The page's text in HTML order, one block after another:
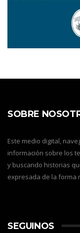
SOBRE
Este medio digital,
información sobre los
y buscando historias
expresada de la forma
SEGUINOS